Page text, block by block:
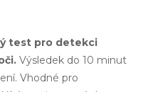
test pro detekci
Výsledek do 10 minut
Vhodné pro